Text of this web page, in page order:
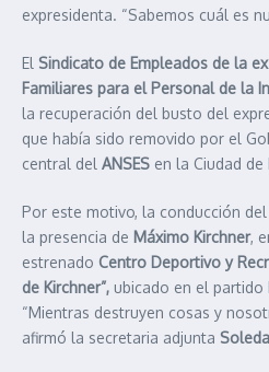
expresidenta. “Sabemos cuál es
El Sindicato de Empleados de la
Familiares para el Personal de la
la recuperación del busto del
que había sido removido por el
central del ANSES en la Ciudad de
Por este motivo, la conducción
la presencia de Máximo Kirchner,
estrenado Centro Deportivo y
de Kirchner”, ubicado en el partido
“Mientras destruyen cosas y
afirmó la secretaria adjunta